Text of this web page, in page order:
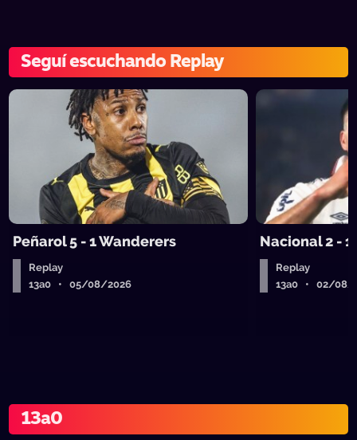
Seguí escuchando Replay
Peñarol 5 - 1 Wanderers
Replay
13a0 • 05/08/2026
Nacional 2 -
Replay
13a0 • 02/08/
13a0